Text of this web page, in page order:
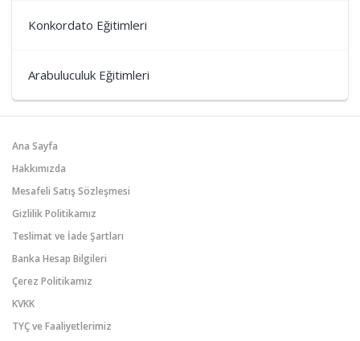
Konkordato Eğitimleri
Arabuluculuk Eğitimleri
Ana Sayfa
Hakkımızda
Mesafeli Satış Sözleşmesi
Gizlilik Politikamız
Teslimat ve İade Şartları
Banka Hesap Bilgileri
Çerez Politikamız
KVKK
TYÇ ve Faaliyetlerimiz